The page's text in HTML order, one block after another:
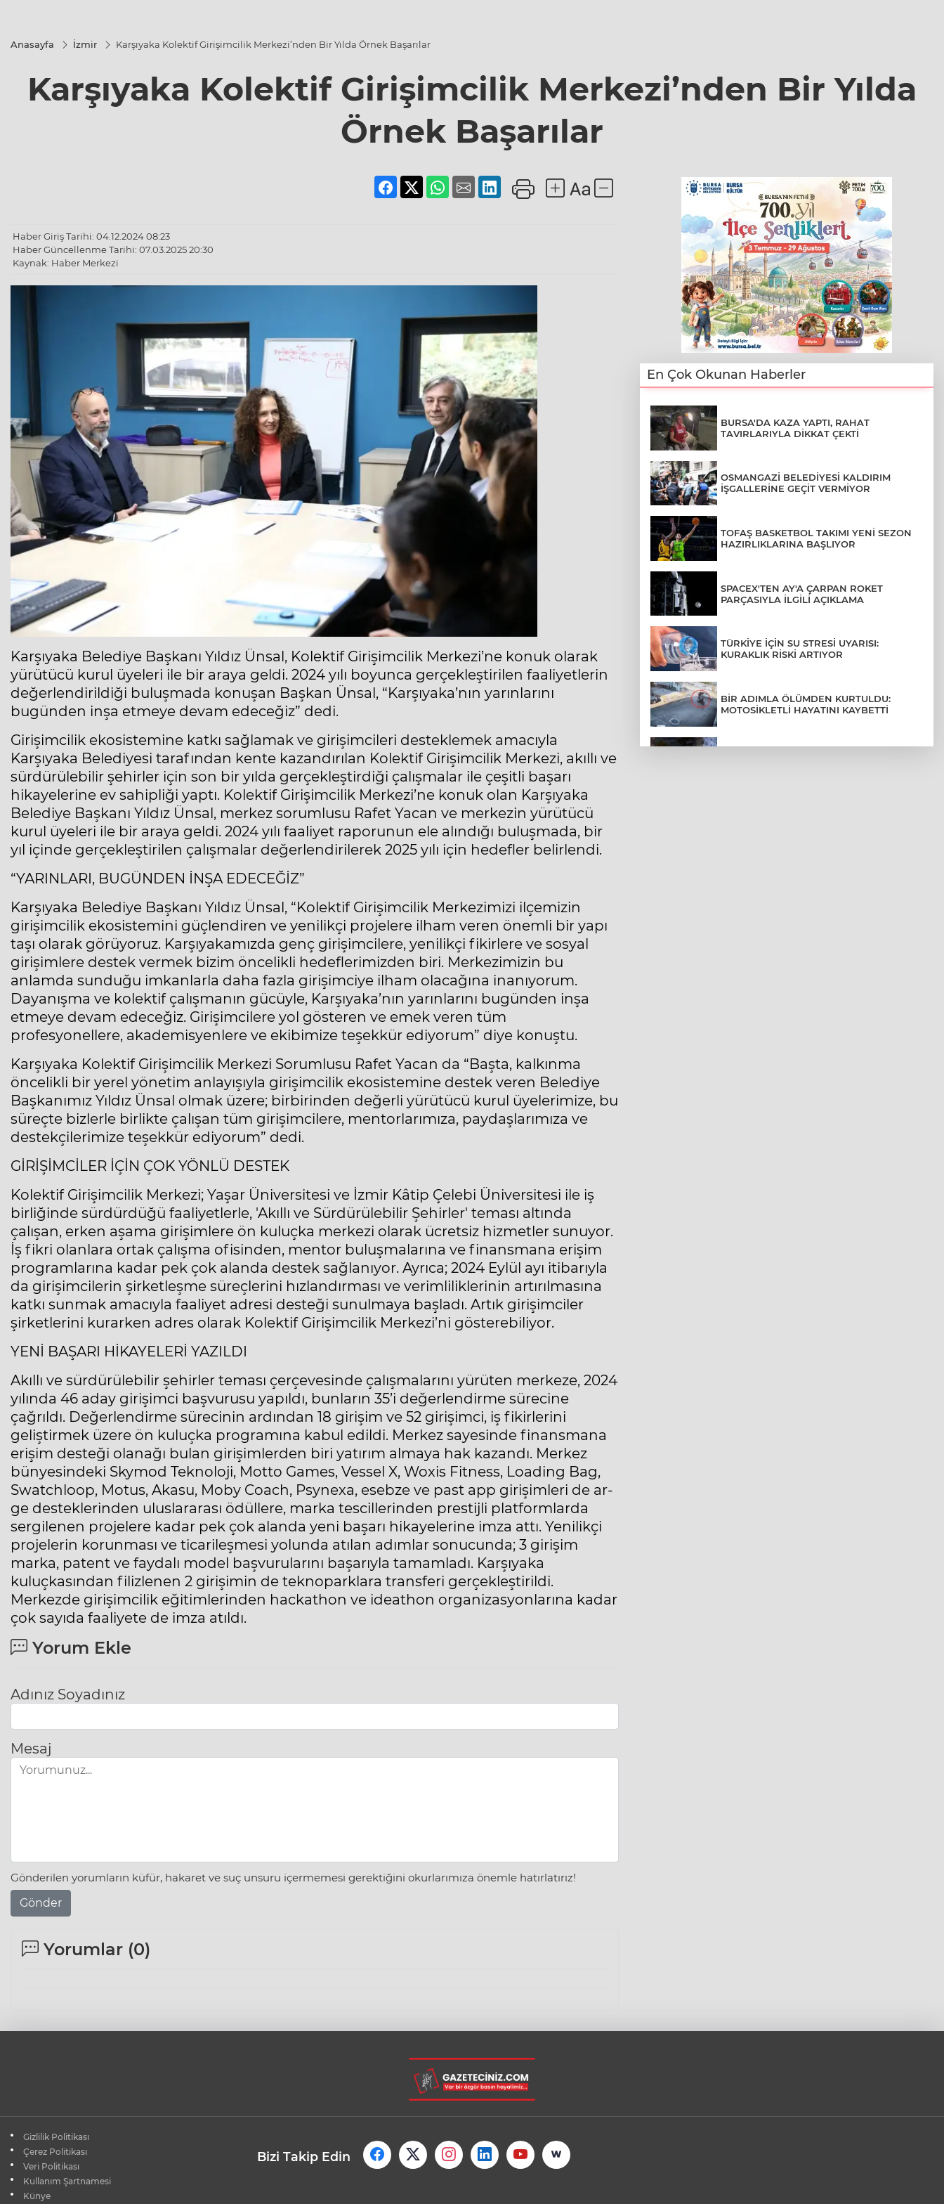
Anasayfa İzmir Karşıyaka Kolektif Girişimcilik Merkezi’nden Bir Yılda Örnek Başarılar
Karşıyaka Kolektif Girişimcilik Merkezi’nden Bir Yılda
Örnek Başarılar
Haber Giriş Tarihi: 04.12.2024 08:23
Haber Güncellenme Tarihi: 07.03.2025 20:30
Kaynak: Haber Merkezi
Karşıyaka Belediye Başkanı Yıldız Ünsal, Kolektif Girişimcilik Merkezi’ne konuk olarak
yürütücü kurul üyeleri ile bir araya geldi. 2024 yılı boyunca gerçekleştirilen faaliyetlerin
değerlendirildiği buluşmada konuşan Başkan Ünsal, “Karşıyaka’nın yarınlarını
bugünden inşa etmeye devam edeceğiz” dedi.
Girişimcilik ekosistemine katkı sağlamak ve girişimcileri desteklemek amacıyla
Karşıyaka Belediyesi tarafından kente kazandırılan Kolektif Girişimcilik Merkezi, akıllı ve
sürdürülebilir şehirler için son bir yılda gerçekleştirdiği çalışmalar ile çeşitli başarı
hikayelerine ev sahipliği yaptı. Kolektif Girişimcilik Merkezi’ne konuk olan Karşıyaka
Belediye Başkanı Yıldız Ünsal, merkez sorumlusu Rafet Yacan ve merkezin yürütücü
kurul üyeleri ile bir araya geldi. 2024 yılı faaliyet raporunun ele alındığı buluşmada, bir
yıl içinde gerçekleştirilen çalışmalar değerlendirilerek 2025 yılı için hedefler belirlendi.
“YARINLARI, BUGÜNDEN İNŞA EDECEĞİZ”
Karşıyaka Belediye Başkanı Yıldız Ünsal, “Kolektif Girişimcilik Merkezimizi ilçemizin
girişimcilik ekosistemini güçlendiren ve yenilikçi projelere ilham veren önemli bir yapı
taşı olarak görüyoruz. Karşıyakamızda genç girişimcilere, yenilikçi fikirlere ve sosyal
girişimlere destek vermek bizim öncelikli hedeflerimizden biri. Merkezimizin bu
anlamda sunduğu imkanlarla daha fazla girişimciye ilham olacağına inanıyorum.
Dayanışma ve kolektif çalışmanın gücüyle, Karşıyaka’nın yarınlarını bugünden inşa
etmeye devam edeceğiz. Girişimcilere yol gösteren ve emek veren tüm
profesyonellere, akademisyenlere ve ekibimize teşekkür ediyorum” diye konuştu.
Karşıyaka Kolektif Girişimcilik Merkezi Sorumlusu Rafet Yacan da “Başta, kalkınma
öncelikli bir yerel yönetim anlayışıyla girişimcilik ekosistemine destek veren Belediye
Başkanımız Yıldız Ünsal olmak üzere; birbirinden değerli yürütücü kurul üyelerimize, bu
süreçte bizlerle birlikte çalışan tüm girişimcilere, mentorlarımıza, paydaşlarımıza ve
destekçilerimize teşekkür ediyorum” dedi.
GİRİŞİMCİLER İÇİN ÇOK YÖNLÜ DESTEK
Kolektif Girişimcilik Merkezi; Yaşar Üniversitesi ve İzmir Kâtip Çelebi Üniversitesi ile iş
birliğinde sürdürdüğü faaliyetlerle, 'Akıllı ve Sürdürülebilir Şehirler' teması altında
çalışan, erken aşama girişimlere ön kuluçka merkezi olarak ücretsiz hizmetler sunuyor.
İş fikri olanlara ortak çalışma ofisinden, mentor buluşmalarına ve finansmana erişim
programlarına kadar pek çok alanda destek sağlanıyor. Ayrıca; 2024 Eylül ayı itibarıyla
da girişimcilerin şirketleşme süreçlerini hızlandırması ve verimliliklerinin artırılmasına
katkı sunmak amacıyla faaliyet adresi desteği sunulmaya başladı. Artık girişimciler
şirketlerini kurarken adres olarak Kolektif Girişimcilik Merkezi’ni gösterebiliyor.
YENİ BAŞARI HİKAYELERİ YAZILDI
Akıllı ve sürdürülebilir şehirler teması çerçevesinde çalışmalarını yürüten merkeze, 2024
yılında 46 aday girişimci başvurusu yapıldı, bunların 35’i değerlendirme sürecine
çağrıldı. Değerlendirme sürecinin ardından 18 girişim ve 52 girişimci, iş fikirlerini
geliştirmek üzere ön kuluçka programına kabul edildi. Merkez sayesinde finansmana
erişim desteği olanağı bulan girişimlerden biri yatırım almaya hak kazandı. Merkez
bünyesindeki Skymod Teknoloji, Motto Games, Vessel X, Woxis Fitness, Loading Bag,
Swatchloop, Motus, Akasu, Moby Coach, Psynexa, esebze ve past app girişimleri de ar-
ge desteklerinden uluslararası ödüllere, marka tescillerinden prestijli platformlarda
sergilenen projelere kadar pek çok alanda yeni başarı hikayelerine imza attı. Yenilikçi
projelerin korunması ve ticarileşmesi yolunda atılan adımlar sonucunda; 3 girişim
marka, patent ve faydalı model başvurularını başarıyla tamamladı. Karşıyaka
kuluçkasından filizlenen 2 girişimin de teknoparklara transferi gerçekleştirildi.
Merkezde girişimcilik eğitimlerinden hackathon ve ideathon organizasyonlarına kadar
çok sayıda faaliyete de imza atıldı.
Yorum Ekle
Adınız Soyadınız
Mesaj
Gönderilen yorumların küfür, hakaret ve suç unsuru içermemesi gerektiğini okurlarımıza önemle hatırlatırız!
Gönder
Yorumlar (0)
En Çok Okunan Haberler
BURSA'DA KAZA YAPTI, RAHAT
TAVIRLARIYLA DİKKAT ÇEKTİ
OSMANGAZİ BELEDİYESİ KALDIRIM
İŞGALLERİNE GEÇİT VERMİYOR
TOFAŞ BASKETBOL TAKIMI YENİ SEZON
HAZIRLIKLARINA BAŞLIYOR
SPACEX'TEN AY'A ÇARPAN ROKET
PARÇASIYLA İLGİLİ AÇIKLAMA
TÜRKİYE İÇİN SU STRESİ UYARISI:
KURAKLIK RİSKİ ARTIYOR
BİR ADIMLA ÖLÜMDEN KURTULDU:
MOTOSİKLETLİ HAYATINI KAYBETTİ
Gizlilik Politikası
Çerez Politikası
Veri Politikası
Kullanım Şartnamesi
Künye
Bizi Takip Edin